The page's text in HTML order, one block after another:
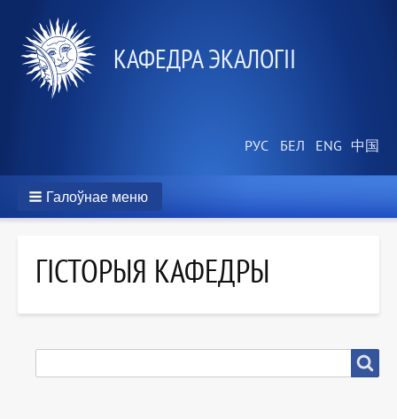
КАФЕДРА ЭКАЛОГІІ
Галоўнае меню
ГІСТОРЫЯ КАФЕДРЫ